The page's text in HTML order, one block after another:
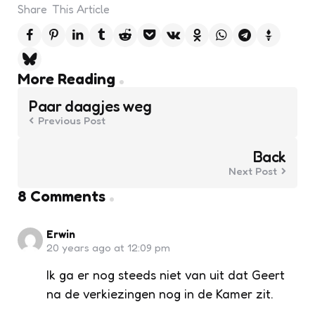
Share This Article
More Reading
Post
navigation
Paar daagjes weg
Previous Post
Back
Next Post
8 Comments
Erwin
20 years ago at 12:09 pm
Ik ga er nog steeds niet van uit dat Geert
na de verkiezingen nog in de Kamer zit.